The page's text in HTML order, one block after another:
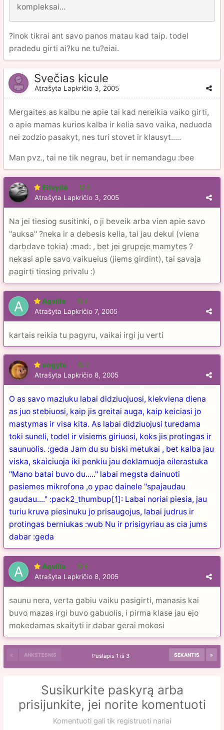
kompleksai...
?inok tikrai ant savo panos matau kad taip. todel
pradedu girti ai?ku ne tu?eiai.
Svečias kicule
Atrašyta Lapkričio 3, 2005
Mergaites as kalbu ne apie tai kad nereikia vaiko girti,
o apie mamas kurios kalba ir kelia savo vaika, neduoda
nei zodzio pasakyt, nes turi stovet ir klausyt.....
Man pvz., tai ne tik negrau, bet ir nemandagu :bee
Eitvydė 6
Atrašyta Lapkričio 3, 2005
Na jei tiesiog susitinki, o ji beveik arba vien apie savo
"auksa" ?neka ir a debesis kelia, tai jau dekui (viena
darbdave tokia) :mad: , bet jei grupeje mamytes ?
nekasi apie savo vaikueius (jiems girdint), tai savaja
pagirti tiesiog privalu :)
Aqville 6
Atrašyta Lapkričio 7, 2005
kartais reikia tu pagyru, vaikai irgi ju verti
uogyte 3
Atrašyta Lapkričio 8, 2005
O as savo maziuku labai didziuojuosi, kiekviena diena
as juo stebiuosi, kaip jis greitai auga, kaip keiciasi jo
mastymas ir visa kita. As labai didziuojusi turedama
toki suneli, todel ir visiems giriuosi, koks jis protingas ir
saunuolis. :geda Jam du su biski metukai , bet kalba jau
viska, skaiciuoja iki penkiu jau deklamuoja eilerastuka
"Mano batai buvo du....." labai megsta dainuoti
pasiemes mikrofona ,o ypac dainele "spajaudau
gaudau...." :pack2_thumbup[1]: Labai noriai piesia, jau
turiu kruva piesinuku jo prisaugojus, labai judrus ir
protingas berniukas :wub Nu ir prisigyriau as cia jums
dabar :geda
Aqville 6
Atrašyta Lapkričio 8, 2005
saunu nera, verta gabiu vaiku pasigirti, manasis kai
buvo mazas irgi buvo gabuolis, i pirma klase jau ejo
mokedamas skaityti ir dabar gerai mokosi
ANKSTESNIS SEKANTIS
Puslapis 1 iš 3
Susikurkite paskyrą arba
prisijunkite, jei norite komentuoti
Komentuoti gali tik registruoti nariai